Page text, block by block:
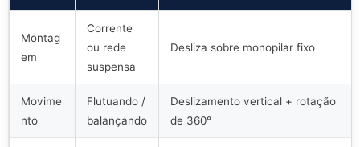
Montag
em
Corrente
ou rede
suspensa
Desliza sobre monopilar fixo
Movime
nto
Flutuando /
balançando
Deslizamento vertical + rotação
de 360°